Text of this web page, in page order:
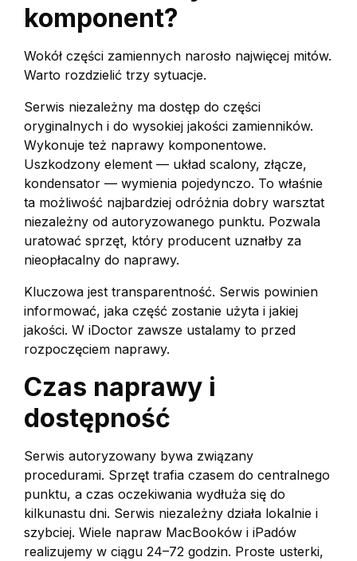
komponent?
Wokół części zamiennych narosło najwięcej mitów.
Warto rozdzielić trzy sytuacje.
Serwis niezależny ma dostęp do części
oryginalnych i do wysokiej jakości zamienników.
Wykonuje też naprawy komponentowe.
Uszkodzony element — układ scalony, złącze,
kondensator — wymienia pojedynczo. To właśnie
ta możliwość najbardziej odróżnia dobry warsztat
niezależny od autoryzowanego punktu. Pozwala
uratować sprzęt, który producent uznałby za
nieopłacalny do naprawy.
Kluczowa jest transparentność. Serwis powinien
informować, jaka część zostanie użyta i jakiej
jakości. W iDoctor zawsze ustalamy to przed
rozpoczęciem naprawy.
Czas naprawy i
dostępność
Serwis autoryzowany bywa związany
procedurami. Sprzęt trafia czasem do centralnego
punktu, a czas oczekiwania wydłuża się do
kilkunastu dni. Serwis niezależny działa lokalnie i
szybciej. Wiele napraw MacBooków i iPadów
realizujemy w ciągu 24–72 godzin. Proste usterki,